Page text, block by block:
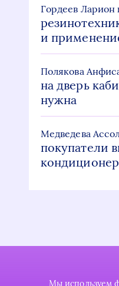
Гордеев Ларион
и
Полякова
на дверь
нужна
Медведева
покупатели
Мы используем